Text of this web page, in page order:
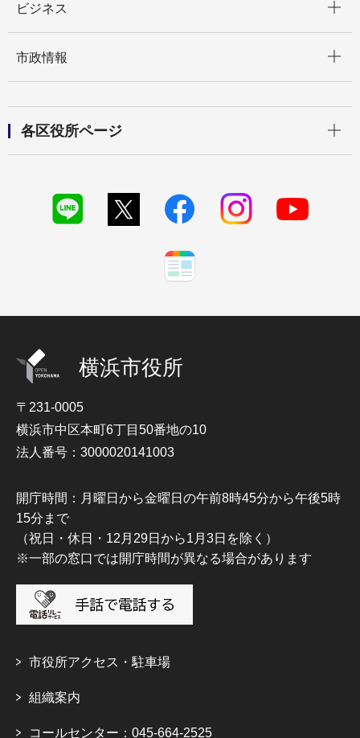
ビジネス
市政情報
各区役所ページ
横浜市役所
〒231-0005
横浜市中区本町6丁目50番地の10
法人番号：3000020141003
開庁時間：月曜日から金曜日の午前8時45分から午後5時
15分まで
（祝日・休日・12月29日から1月3日を除く）
※一部の窓口では開庁時間が異なる場合があります
市役所アクセス・駐車場
組織案内
コールセンター：045-664-2525